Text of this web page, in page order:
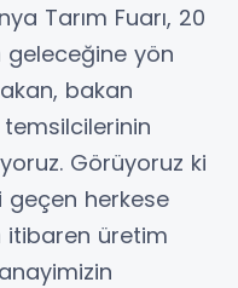
Tarım Fuarı, 20
geleceğine yön
bakan
temsilcilerinin
Görüyoruz ki
geçen herkese
itibaren üretim